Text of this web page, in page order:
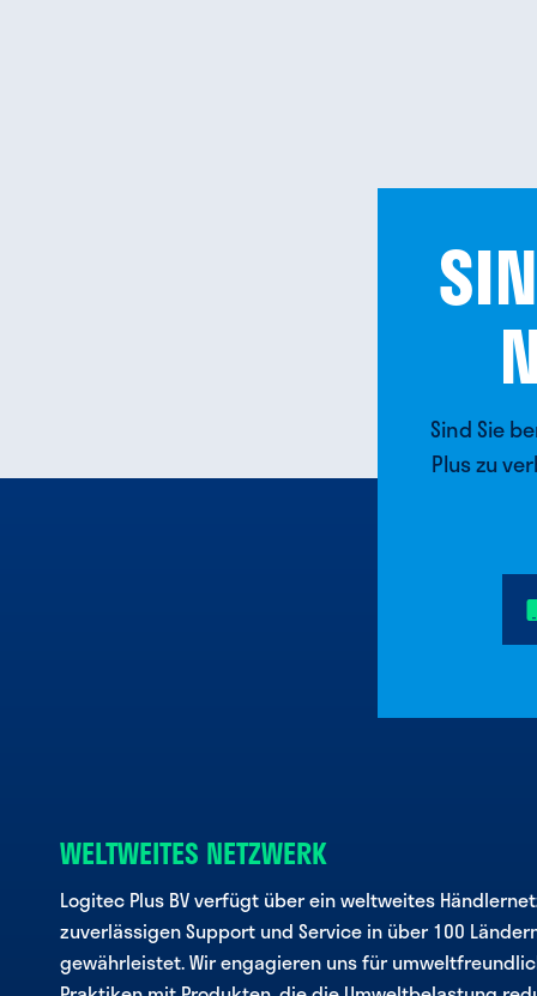
Sind Sie
Plus zu
WELTWEITES NETZWERK
Logitec Plus BV verfügt über ein weltweites
zuverlässigen Support und Service in über 100
gewährleistet. Wir engagieren uns für